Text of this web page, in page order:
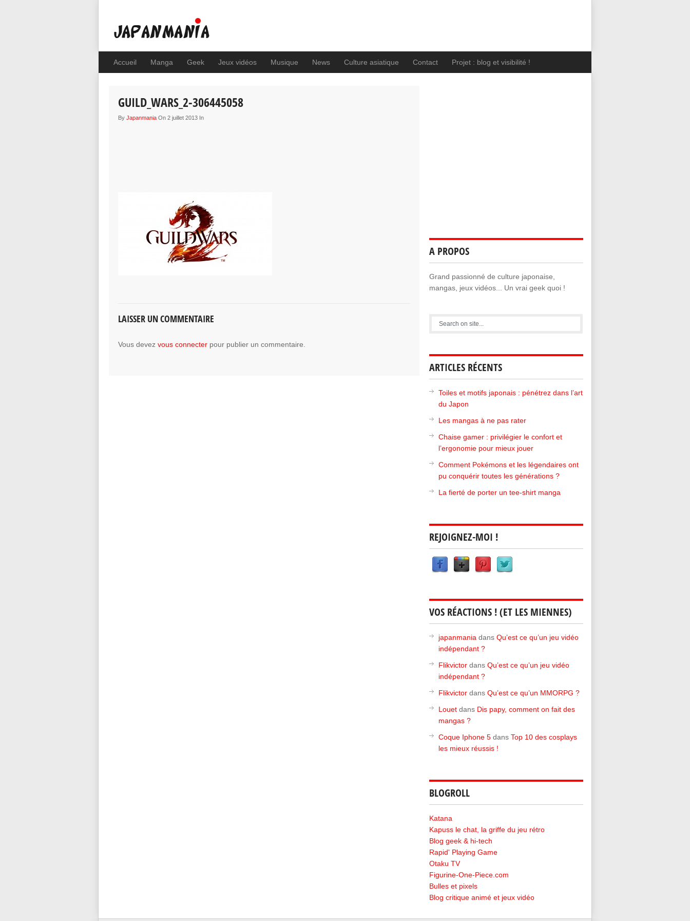
Accueil Manga Geek Jeux vidéos Musique News Culture asiatique Contact Projet : blog et visibilité !
GUILD_WARS_2-306445058
ByJapanmania On 2 juillet 2013 In
LAISSER UN COMMENTAIRE
Vous devezvous connecter pour publier un commentaire.
A PROPOS
Grand passionné de culture japonaise,
mangas, jeux vidéos... Un vrai geek quoi !
ARTICLES RÉCENTS
Toiles et motifs japonais : pénétrez dans l’art
du Japon
Les mangas à ne pas rater
Chaise gamer : privilégier le confort et
l’ergonomie pour mieux jouer
Comment Pokémons et les légendaires ont
pu conquérir toutes les générations ?
La fierté de porter un tee-shirt manga
REJOIGNEZ-MOI !
VOS RÉACTIONS ! (ET LES MIENNES)
japanmania dans Qu’est ce qu’un jeu vidéo
indépendant ?
Flikvictor dans Qu’est ce qu’un jeu vidéo
indépendant ?
Flikvictor dans Qu’est ce qu’un MMORPG ?
Louet dans Dis papy, comment on fait des
mangas ?
Coque Iphone 5 dans Top 10 des cosplays
les mieux réussis !
BLOGROLL
Katana
Kapuss le chat, la griffe du jeu rétro
Blog geek & hi-tech
Rapid' Playing Game
Otaku TV
Figurine-One-Piece.com
Bulles et pixels
Blog critique animé et jeux vidéo